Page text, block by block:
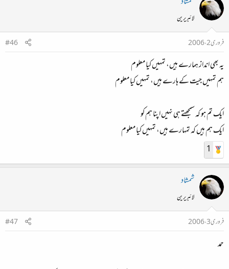
لائبریرین
فروری 2، 2006
#46
یہ بھی انداز ہمارے ہیں، تمہیں کیا معلوم
ہم تمہیں جیت کے ہارے ہیں، تمہیں کیا معلوم
ایک تم ہو کہ سمجھتے ہی نہیں اپنا ہم کو
ایک ہم ہیں کہ تمہارے ہیں، تمہیں کیا معلوم
1
شمشاد
لائبریرین
فروری 3، 2006
#47
حمد